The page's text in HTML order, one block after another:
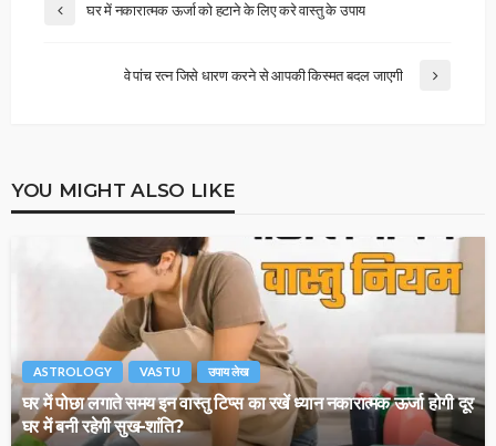
घर में नकारात्मक ऊर्जा को हटाने के लिए करे वास्तु के उपाय
वे पांच रत्न जिसे धारण करने से आपकी किस्मत बदल जाएगी
YOU MIGHT ALSO LIKE
ASTROLOGY VASTU उपाय लेख
घर में पोछा लगाते समय इन वास्तु टिप्स का रखें ध्यान नकारात्मक ऊर्जा होगी दूर
घर में बनी रहेगी सुख-शांति?